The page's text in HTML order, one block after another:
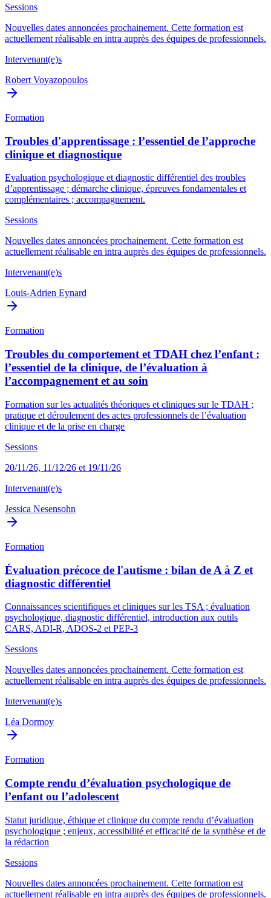
Sessions
Nouvelles dates annoncées prochainement. Cette formation est
actuellement réalisable en intra auprès des équipes de professionnels.
Intervenant(e)s
Robert Voyazopoulos
Formation
Troubles d'apprentissage : l’essentiel de l’approche
clinique et diagnostique
Evaluation psychologique et diagnostic différentiel des troubles
d’apprentissage ; démarche clinique, épreuves fondamentales et
complémentaires ; accompagnement.
Sessions
Nouvelles dates annoncées prochainement. Cette formation est
actuellement réalisable en intra auprès des équipes de professionnels.
Intervenant(e)s
Louis-Adrien Eynard
Formation
Troubles du comportement et TDAH chez l’enfant :
l’essentiel de la clinique, de l’évaluation à
l’accompagnement et au soin
Formation sur les actualités théoriques et cliniques sur le TDAH ;
pratique et déroulement des actes professionnels de l’évaluation
clinique et de la prise en charge
Sessions
20/11/26, 11/12/26 et 19/11/26
Intervenant(e)s
Jessica Nesensohn
Formation
Évaluation précoce de l'autisme : bilan de A à Z et
diagnostic différentiel
Connaissances scientifiques et cliniques sur les TSA ; évaluation
psychologique, diagnostic différentiel, introduction aux outils
CARS, ADI-R, ADOS-2 et PEP-3
Sessions
Nouvelles dates annoncées prochainement. Cette formation est
actuellement réalisable en intra auprès des équipes de professionnels.
Intervenant(e)s
Léa Dormoy
Formation
Compte rendu d’évaluation psychologique de
l’enfant ou l’adolescent
Statut juridique, éthique et clinique du compte rendu d’évaluation
psychologique ; enjeux, accessibilité et efficacité de la synthèse et de
la rédaction
Sessions
Nouvelles dates annoncées prochainement. Cette formation est
actuellement réalisable en intra auprès des équipes de professionnels.